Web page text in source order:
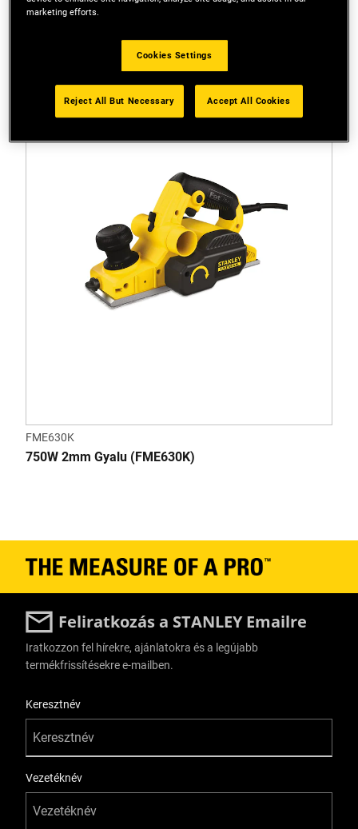
FME630K
750W 2mm Gyalu (FME630K)
Feliratkozás a STANLEY Emailre
Iratkozzon fel hírekre, ajánlatokra és a legújabb
termékfrissítésekre e-mailben.
Keresztnév
Vezetéknév
marketing efforts.
Cookies Settings
Reject All But Necessary Accept All Cookies